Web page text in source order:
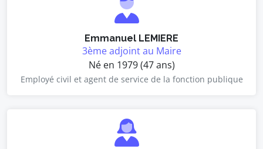
Emmanuel LEMIERE
3ème adjoint au Maire
Né en 1979 (47 ans)
Employé civil et agent de service de la fonction publique